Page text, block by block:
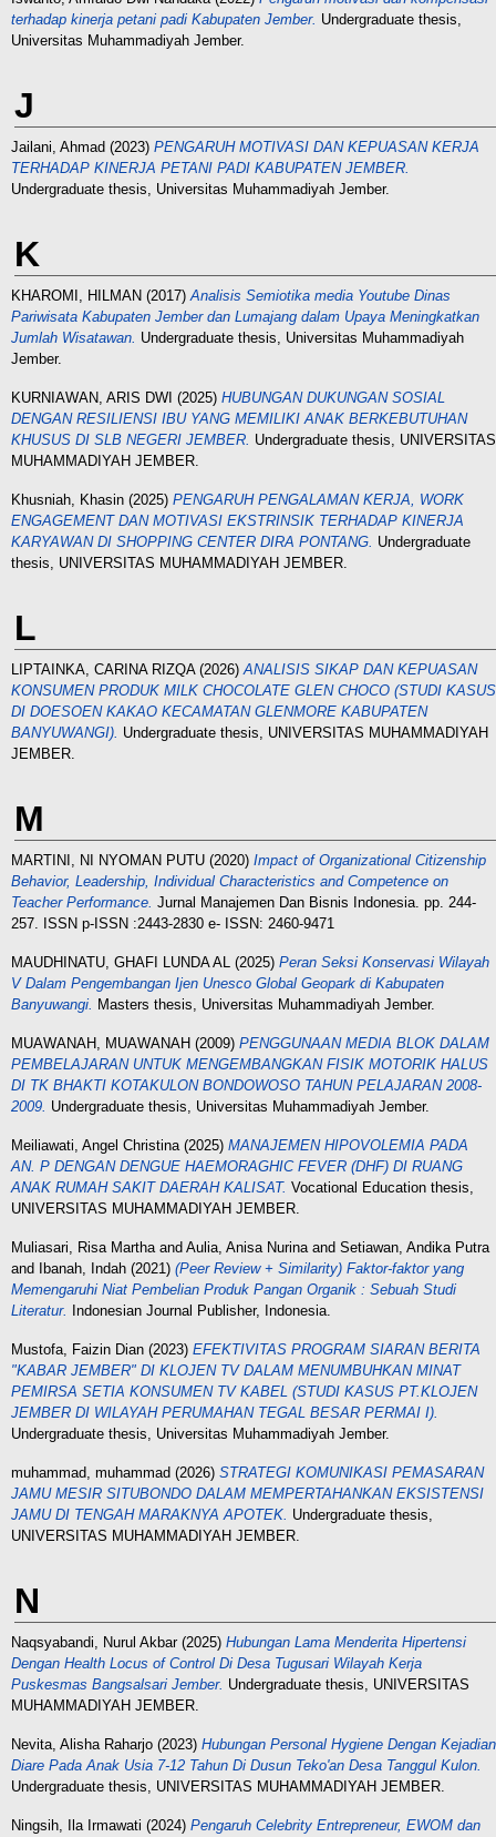
terhadap kinerja petani padi Kabupaten Jember. Undergraduate thesis,
Universitas Muhammadiyah Jember.
J
Jailani, Ahmad (2023) PENGARUH MOTIVASI DAN KEPUASAN KERJA
TERHADAP KINERJA PETANI PADI KABUPATEN JEMBER.
Undergraduate thesis, Universitas Muhammadiyah Jember.
K
KHAROMI, HILMAN (2017)Analisis Semiotika media Youtube Dinas
Pariwisata Kabupaten Jember dan Lumajang dalam Upaya Meningkatkan
Jumlah Wisatawan. Undergraduate thesis, Universitas Muhammadiyah
Jember.
KURNIAWAN, ARIS DWI (2025) HUBUNGAN DUKUNGAN SOSIAL
DENGAN RESILIENSI IBU YANG MEMILIKI ANAK BERKEBUTUHAN
KHUSUS DI SLB NEGERI JEMBER. Undergraduate thesis, UNIVERSITAS
MUHAMMADIYAH JEMBER.
Khusniah, Khasin (2025) PENGARUH PENGALAMAN KERJA, WORK
ENGAGEMENT DAN MOTIVASI EKSTRINSIK TERHADAP KINERJA
KARYAWAN DI SHOPPING CENTER DIRA PONTANG. Undergraduate
thesis, UNIVERSITAS MUHAMMADIYAH JEMBER.
L
LIPTAINKA, CARINA RIZQA(2026)ANALISIS SIKAP DAN KEPUASAN
KONSUMEN PRODUK MILK CHOCOLATE GLEN CHOCO (STUDI KASUS
DI DOESOEN KAKAO KECAMATAN GLENMORE KABUPATEN
BANYUWANGI). Undergraduate thesis, UNIVERSITAS MUHAMMADIYAH
JEMBER.
M
MARTINI, NI NYOMAN PUTU (2020) Impact of Organizational Citizenship
Behavior, Leadership, Individual Characteristics and Competence on
Teacher Performance. Jurnal Manajemen Dan Bisnis Indonesia. pp. 244-
257. ISSN p-ISSN :2443-2830 e- ISSN: 2460-9471
MAUDHINATU, GHAFI LUNDA AL (2025) Peran Seksi Konservasi Wilayah
V Dalam Pengembangan Ijen Unesco Global Geopark di Kabupaten
Banyuwangi. Masters thesis, Universitas Muhammadiyah Jember.
MUAWANAH, MUAWANAH (2009) PENGGUNAAN MEDIA BLOK DALAM
PEMBELAJARAN UNTUK MENGEMBANGKAN FISIK MOTORIK HALUS
DI TK BHAKTI KOTAKULON BONDOWOSO TAHUN PELAJARAN 2008-
2009. Undergraduate thesis, Universitas Muhammadiyah Jember.
Meiliawati, Angel Christina(2025) MANAJEMEN HIPOVOLEMIA PADA
AN. P DENGAN DENGUE HAEMORAGHIC FEVER (DHF) DI RUANG
ANAK RUMAH SAKIT DAERAH KALISAT. Vocational Education thesis,
UNIVERSITAS MUHAMMADIYAH JEMBER.
Muliasari, Risa Marthaand Aulia, Anisa Nurinaand Setiawan, Andika Putra
and
Ibanah, Indah (2021) (Peer Review + Similarity) Faktor-faktor yang
Memengaruhi Niat Pembelian Produk Pangan Organik : Sebuah Studi
Literatur.
Indonesian Journal Publisher, Indonesia.
Mustofa, Faizin Dian (2023) EFEKTIVITAS PROGRAM SIARAN BERITA
"KABAR JEMBER" DI KLOJEN TV DALAM MENUMBUHKAN MINAT
PEMIRSA SETIA KONSUMEN TV KABEL (STUDI KASUS PT.KLOJEN
JEMBER DI WILAYAH PERUMAHAN TEGAL BESAR PERMAI I).
Undergraduate thesis, Universitas Muhammadiyah Jember.
muhammad, muhammad (2026) STRATEGI KOMUNIKASI PEMASARAN
JAMU MESIR SITUBONDO DALAM MEMPERTAHANKAN EKSISTENSI
JAMU DI TENGAH MARAKNYA APOTEK. Undergraduate thesis,
UNIVERSITAS MUHAMMADIYAH JEMBER.
N
Naqsyabandi, Nurul Akbar(2025) Hubungan Lama Menderita Hipertensi
Dengan Health Locus of Control Di Desa Tugusari Wilayah Kerja
Puskesmas Bangsalsari Jember. Undergraduate thesis, UNIVERSITAS
MUHAMMADIYAH JEMBER.
Nevita, Alisha Raharjo (2023) Hubungan Personal Hygiene Dengan Kejadian
Diare Pada Anak Usia 7-12 Tahun Di Dusun Teko'an Desa Tanggul Kulon.
Undergraduate thesis, UNIVERSITAS MUHAMMADIYAH JEMBER.
Ningsih, Ila Irmawati (2024) Pengaruh Celebrity Entrepreneur, EWOM dan